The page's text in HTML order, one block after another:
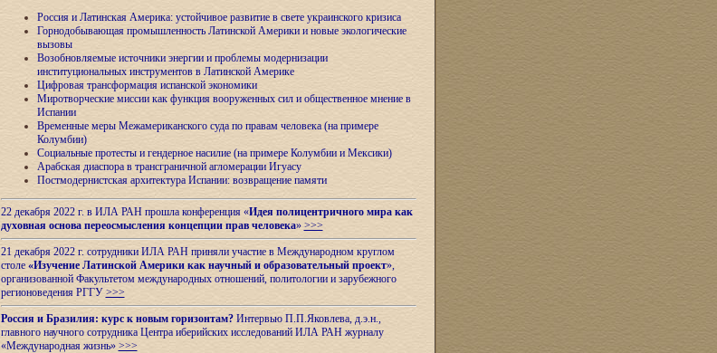
Россия и Латинская Америка: устойчивое развитие в свете украинского кризиса
Горнодобывающая промышленность Латинской Америки и новые экологические
вызовы
Возобновляемые источники энергии и проблемы модернизации
институциональных инструментов в Латинской Америке
Цифровая трансформация испанской экономики
Миротворческие миссии как функция вооруженных сил и общественное мнение в
Испании
Временные меры Межамериканского суда по правам человека (на примере
Колумбии)
Социальные протесты и гендерное насилие (на примере Колумбии и Мексики)
Арабская диаспора в трансграничной агломерации Игуасу
Постмодернистская архитектура Испании: возвращение памяти
22 декабря 2022 г. в ИЛА РАН прошла конференция «Идея полицентричного мира как
духовная основа переосмысления концепции прав человека» >>>
21 декабря 2022 г. сотрудники ИЛА РАН приняли участие в Международном круглом
столе «Изучение Латинской Америки как научный и образовательный проект»,
организованной Факультетом международных отношений, политологии и зарубежного
регионоведения РГГУ >>>
Россия и Бразилия: курс к новым горизонтам?Интервью П.П.Яковлева, д.э.н.,
главного научного сотрудника Центра иберийских исследований ИЛА РАН журналу
«Международная жизнь» >>>